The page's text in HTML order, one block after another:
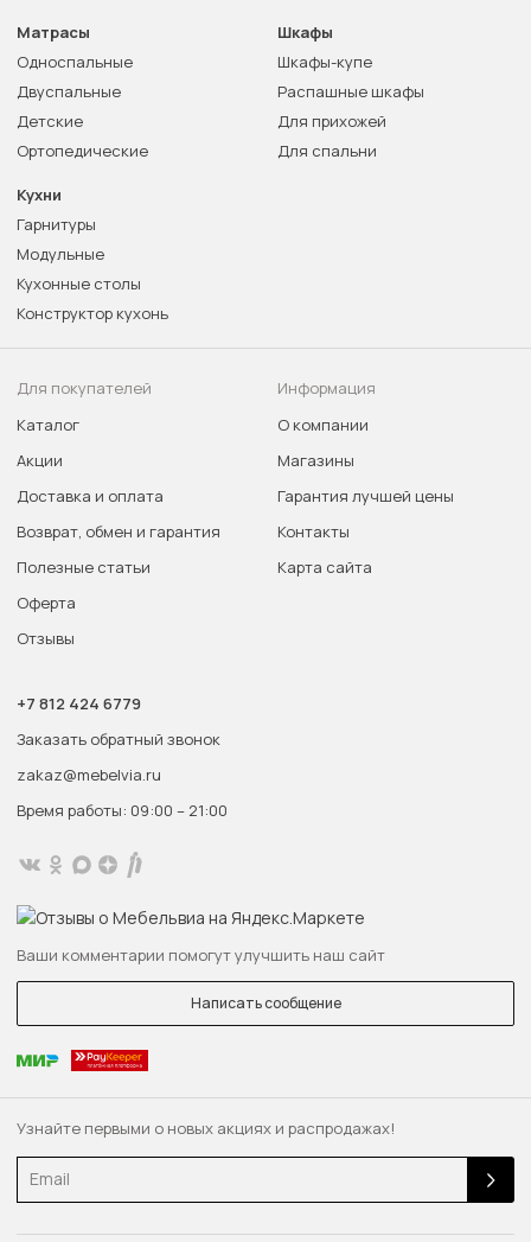
Узнайте первыми о новых акциях и распродажах!
Email
Матрасы
Односпальные
Двуспальные
Детские
Ортопедические
Шкафы
Шкафы-купе
Распашные шкафы
Для прихожей
Для спальни
Кухни
Гарнитуры
Модульные
Кухонные столы
Конструктор кухонь
Для покупателей
Каталог
Акции
Доставка и оплата
Возврат, обмен и гарантия
Полезные статьи
Оферта
Отзывы
Информация
О компании
Магазины
Гарантия лучшей цены
Контакты
Карта сайта
+7 812 424 6779
Заказать обратный звонок
zakaz@mebelvia.ru
Время работы: 09:00 – 21:00
Ваши комментарии помогут улучшить наш сайт
Написать сообщение